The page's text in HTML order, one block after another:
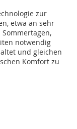
zur
etwa an sehr
notwendig
und gleichen
Komfort zu